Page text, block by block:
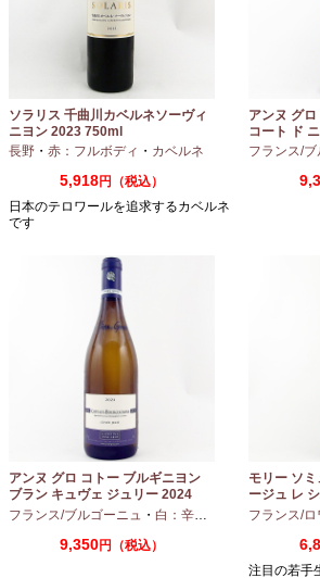
ソラリス 千曲川カベルネソーヴィ
ニヨン 2023 750ml
長野 ・ 赤：フルボディ ・ カベルネ
5,918円（税込）
日本のテロワールを追求するカベルネ
です
アンヌ グ
コート ド
マリーヌ
フランス/
アンヌ グロ コトー ブルギニヨン
ブラン キュヴェ ジュリー 2024
フランス/ブルゴーニュ ・ 白：辛口 シャルドネ
9,350円（税込）
モリー ソ
ージュ レ
フランス/
注目の若手